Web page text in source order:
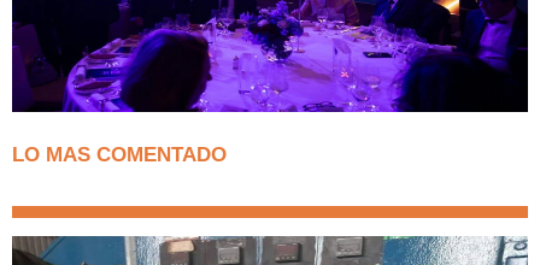
LO MAS COMENTADO